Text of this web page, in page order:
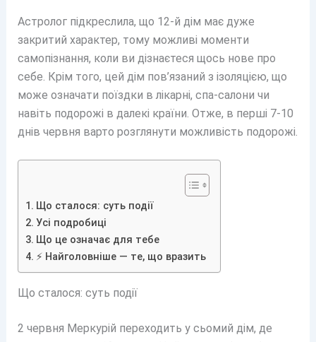
Астролог підкреслила, що 12-й дім має дуже
закритий характер, тому можливі моменти
самопізнання, коли ви дізнаєтеся щось нове про
себе. Крім того, цей дім пов’язаний з ізоляцією, що
може означати поїздки в лікарні, спа-салони чи
навіть подорожі в далекі країни. Отже, в перші 7-10
днів червня варто розглянути можливість подорожі.
Що сталося: суть події
Усі подробиці
Що це означає для тебе
⚡ Найголовніше — те, що вразить
Що сталося: суть події
2 червня Меркурій переходить у сьомий дім, де